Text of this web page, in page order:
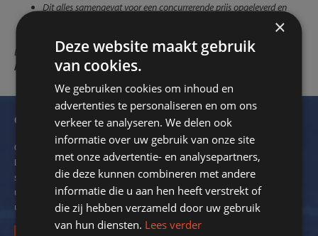
Dit alles samengevat voor een concurrerende prijs opgeleverd en
EEN 10 MET EEN GRIFFEL voor Sportstroom. !!!! Sjaak Beers -
Medemblikker Tennis Club - 10-10-2019
Ontvang onze nieuwsbrief
Om de 2 maanden verzendt SportStroom een digitale nieuwsbrief.
Dit ter inspiratie en om kennis over energiebesparing bij
sportverenigingen met u te delen. We delen hierin ook voorbeelden
uit de praktijk. Zo krijgt nog meer inzicht in de mogelijkheden voor
uw vereniging.
×
Deze website maakt gebruik
van cookies.
We gebruiken cookies om inhoud en
advertenties te personaliseren en om ons
verkeer te analyseren. We delen ook
informatie over uw gebruik van onze site
met onze advertentie- en analysepartners,
die deze kunnen combineren met andere
informatie die u aan hen heeft verstrekt of
die zij hebben verzameld door uw gebruik
van hun diensten. Lees verder